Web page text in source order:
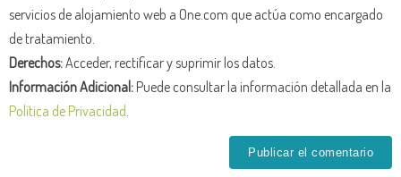
servicios de alojamiento web a One.com que actúa como encargado
de tratamiento.
Derechos:Acceder, rectificar y suprimir los datos.
Información Adicional:Puede consultar la información detallada en la
Política de Privacidad